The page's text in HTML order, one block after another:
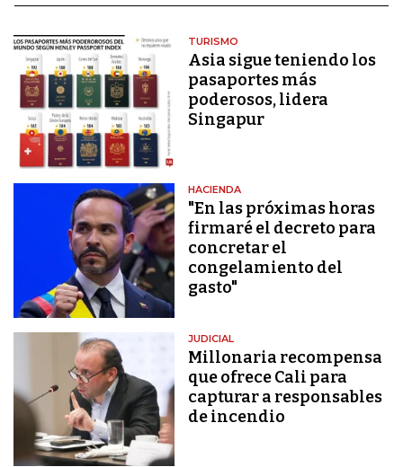
TURISMO
Asia sigue teniendo los
pasaportes más
poderosos, lidera
Singapur
HACIENDA
"En las próximas horas
firmaré el decreto para
concretar el
congelamiento del
gasto"
JUDICIAL
Millonaria recompensa
que ofrece Cali para
capturar a responsables
de incendio